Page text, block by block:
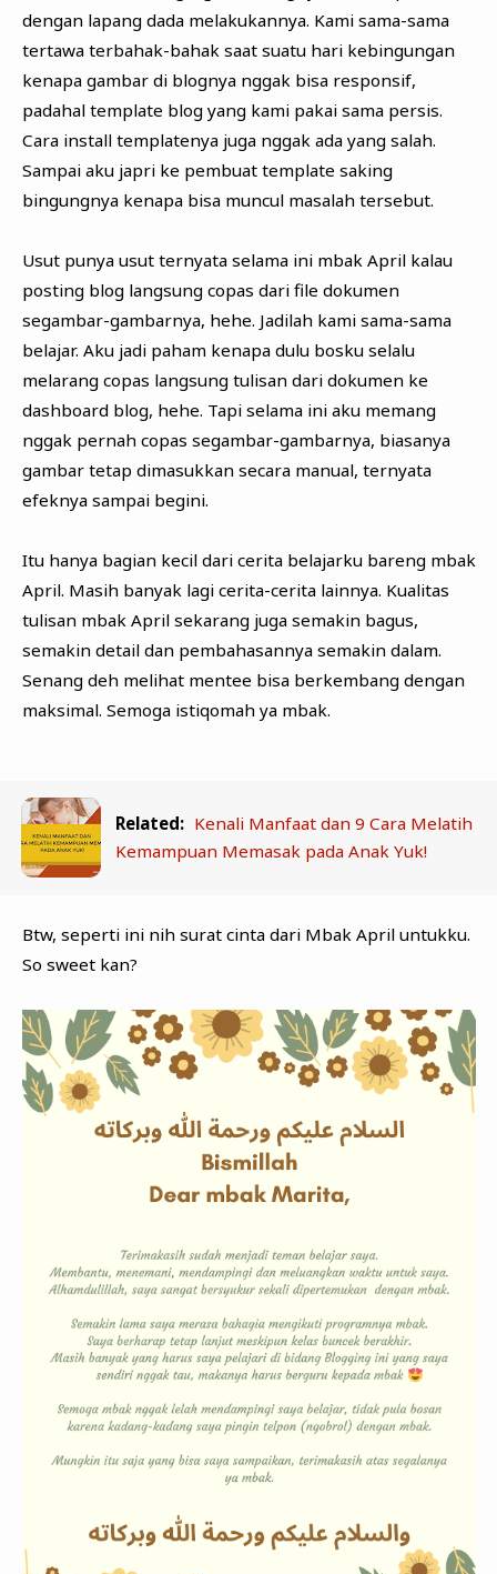
dengan lapang dada melakukannya. Kami sama-sama
tertawa terbahak-bahak saat suatu hari kebingungan
kenapa gambar di blognya nggak bisa responsif,
padahal template blog yang kami pakai sama persis.
Cara install templatenya juga nggak ada yang salah.
Sampai aku japri ke pembuat template saking
bingungnya kenapa bisa muncul masalah tersebut.
Usut punya usut ternyata selama ini mbak April kalau
posting blog langsung copas dari file dokumen
segambar-gambarnya, hehe. Jadilah kami sama-sama
belajar. Aku jadi paham kenapa dulu bosku selalu
melarang copas langsung tulisan dari dokumen ke
dashboard blog, hehe. Tapi selama ini aku memang
nggak pernah copas segambar-gambarnya, biasanya
gambar tetap dimasukkan secara manual, ternyata
efeknya sampai begini.
Itu hanya bagian kecil dari cerita belajarku bareng mbak
April. Masih banyak lagi cerita-cerita lainnya. Kualitas
tulisan mbak April sekarang juga semakin bagus,
semakin detail dan pembahasannya semakin dalam.
Senang deh melihat mentee bisa berkembang dengan
maksimal. Semoga istiqomah ya mbak.
Related: Kenali Manfaat dan 9 Cara Melatih
Kemampuan Memasak pada Anak Yuk!
Btw, seperti ini nih surat cinta dari Mbak April untukku.
So sweet kan?